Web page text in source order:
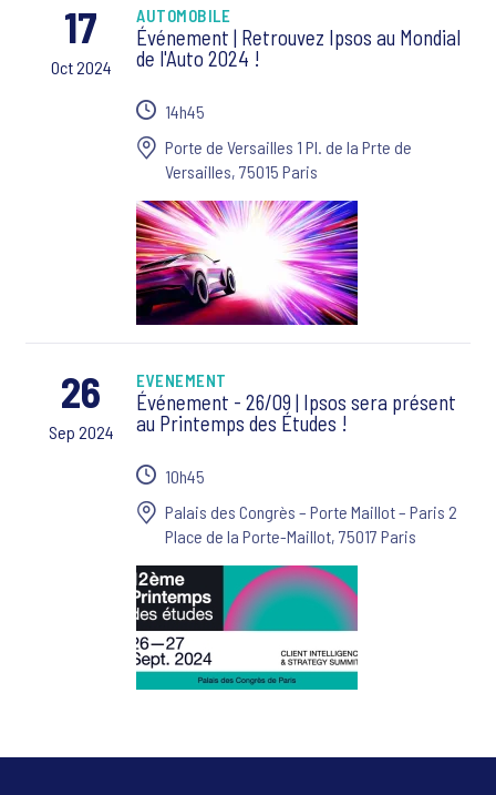
17
Oct 2024
AUTOMOBILE
Événement | Retrouvez Ipsos au Mondial
de l'Auto 2024 !
14h45
Porte de Versailles 1 Pl. de la Prte de
Versailles, 75015 Paris
26
Sep 2024
EVENEMENT
Événement - 26/09 | Ipsos sera présent
au Printemps des Études !
10h45
Palais des Congrès – Porte Maillot – Paris 2
Place de la Porte-Maillot, 75017 Paris